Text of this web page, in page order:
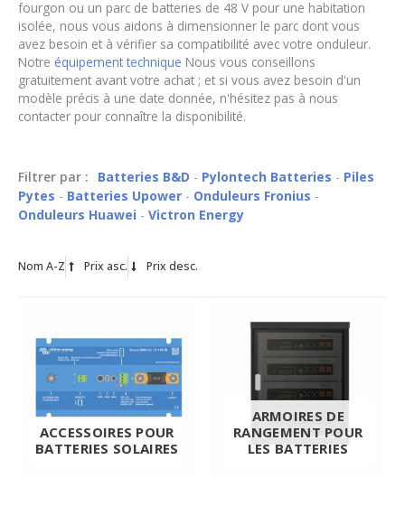
fourgon ou un parc de batteries de 48 V pour une habitation
isolée, nous vous aidons à dimensionner le parc dont vous
avez besoin et à vérifier sa compatibilité avec votre onduleur.
Notre équipement technique Nous vous conseillons
gratuitement avant votre achat ; et si vous avez besoin d'un
modèle précis à une date donnée, n'hésitez pas à nous
contacter pour connaître la disponibilité.
Filtrer par : Batteries B&D Pylontech Batteries
Piles
Pytes
Batteries Upower
Onduleurs Fronius
Onduleurs Huawei
Victron Energy
Nom A-Z Prix asc. Prix desc.
ACCESSOIRES POUR
BATTERIES SOLAIRES
ARMOIRES DE
RANGEMENT POUR
LES BATTERIES